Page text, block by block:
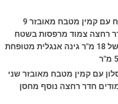
סלון מרווח עם קמין מטבח מאובזר 9
רחצה צמוד מרפסות בשטח
כולל של 22 מ"ר פטיו מקורה של 18 מ"ר גינה אנגלית מטופחת
עם קמין מטבח מאובזר שני
חדר רחצה נוסף מחסן